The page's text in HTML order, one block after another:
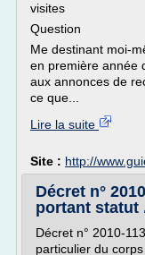
visites
Question
Me destinant moi-
en première année
aux annonces de
ce que...
Lire la suite
Site : http://
Décret n°
portant statut
Décret n° 2010-
particulier du